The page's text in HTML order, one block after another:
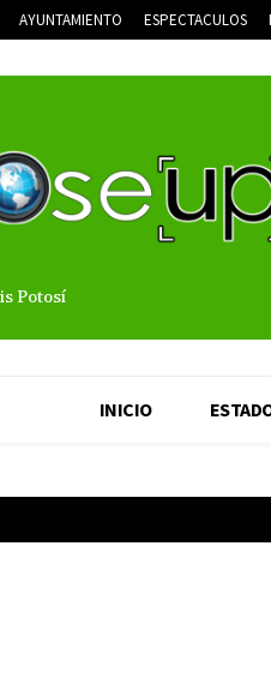
AYUNTAMIENTO ESPECTACULOS
Potosí
INICIO